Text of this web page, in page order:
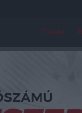
Főoldal